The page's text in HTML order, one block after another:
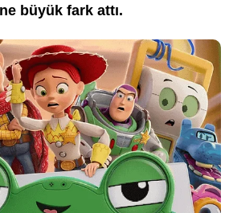
büyük fark attı.